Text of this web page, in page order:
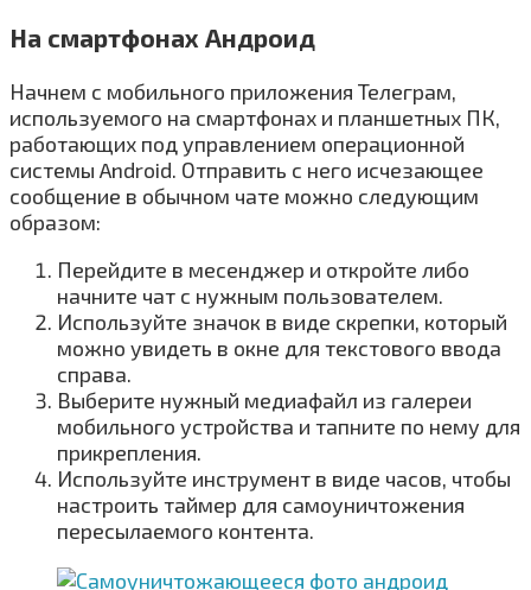
На смартфонах Андроид
Начнем с мобильного приложения Телеграм,
используемого на смартфонах и планшетных ПК,
работающих под управлением операционной
системы Android. Отправить с него исчезающее
сообщение в обычном чате можно следующим
образом:
Перейдите в месенджер и откройте либо
начните чат с нужным пользователем.
Используйте значок в виде скрепки, который
можно увидеть в окне для текстового ввода
справа.
Выберите нужный медиафайл из галереи
мобильного устройства и тапните по нему для
прикрепления.
Используйте инструмент в виде часов, чтобы
настроить таймер для самоуничтожения
пересылаемого контента.